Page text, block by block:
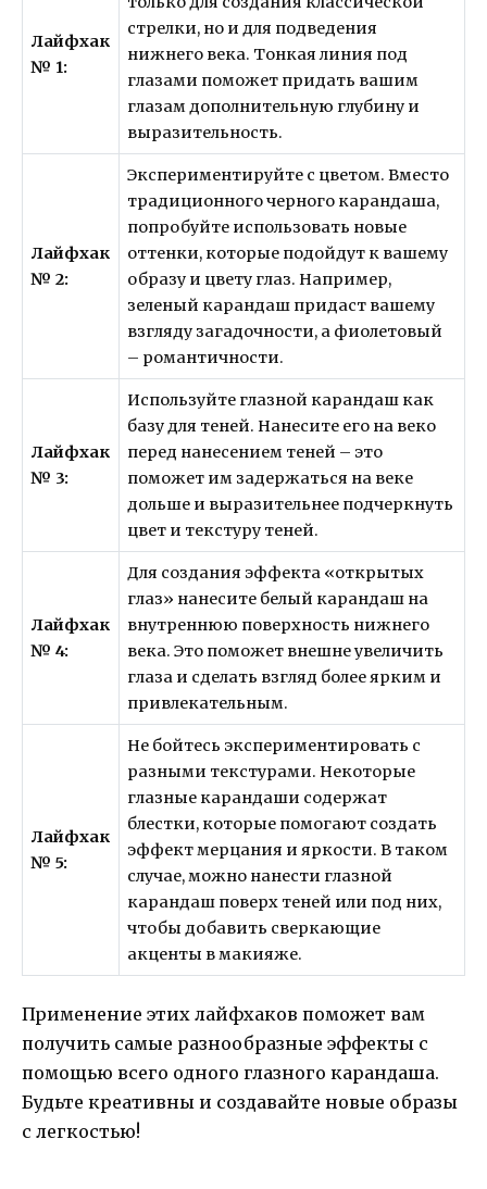
Лайфхак
№ 1:
стрелки, но и для подведения
нижнего века. Тонкая линия под
глазами поможет придать вашим
глазам дополнительную глубину и
выразительность.
Лайфхак
№ 2:
Экспериментируйте с цветом. Вместо
традиционного черного карандаша,
попробуйте использовать новые
оттенки, которые подойдут к вашему
образу и цвету глаз. Например,
зеленый карандаш придаст вашему
взгляду загадочности, а фиолетовый
– романтичности.
Лайфхак
№ 3:
Используйте глазной карандаш как
базу для теней. Нанесите его на веко
перед нанесением теней – это
поможет им задержаться на веке
дольше и выразительнее подчеркнуть
цвет и текстуру теней.
Лайфхак
№ 4:
Для создания эффекта «открытых
глаз» нанесите белый карандаш на
внутреннюю поверхность нижнего
века. Это поможет внешне увеличить
глаза и сделать взгляд более ярким и
привлекательным.
Лайфхак
№ 5:
Не бойтесь экспериментировать с
разными текстурами. Некоторые
глазные карандаши содержат
блестки, которые помогают создать
эффект мерцания и яркости. В таком
случае, можно нанести глазной
карандаш поверх теней или под них,
чтобы добавить сверкающие
акценты в макияже.
Применение этих лайфхаков поможет вам
получить самые разнообразные эффекты с
помощью всего одного глазного карандаша.
Будьте креативны и создавайте новые образы
с легкостью!